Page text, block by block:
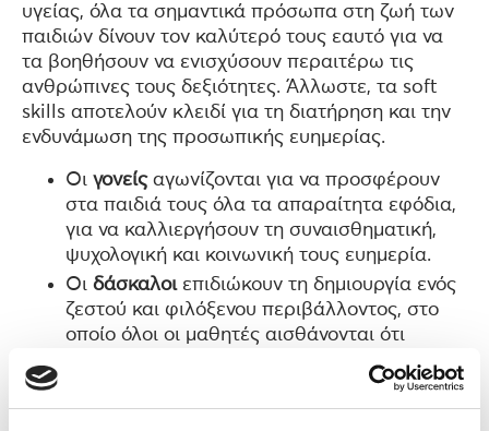
υγείας, όλα τα σημαντικά πρόσωπα στη ζωή των
παιδιών δίνουν τον καλύτερό τους εαυτό για να
τα βοηθήσουν να ενισχύσουν περαιτέρω τις
ανθρώπινες τους δεξιότητες. Άλλωστε, τα soft
skills αποτελούν κλειδί για τη διατήρηση και την
ενδυνάμωση της προσωπικής ευημερίας.
Οι γονείςαγωνίζονται για να προσφέρουν
στα παιδιά τους όλα τα απαραίτητα εφόδια,
για να καλλιεργήσουν τη συναισθηματική,
ψυχολογική και κοινωνική τους ευημερία.
Οι δάσκαλοιεπιδιώκουν τη δημιουργία ενός
ζεστού και φιλόξενου περιβάλλοντος, στο
οποίο όλοι οι μαθητές αισθάνονται ότι
προσφέρουν προνόμια για τη
φροντίδα των παιδιών των εργαζομένων